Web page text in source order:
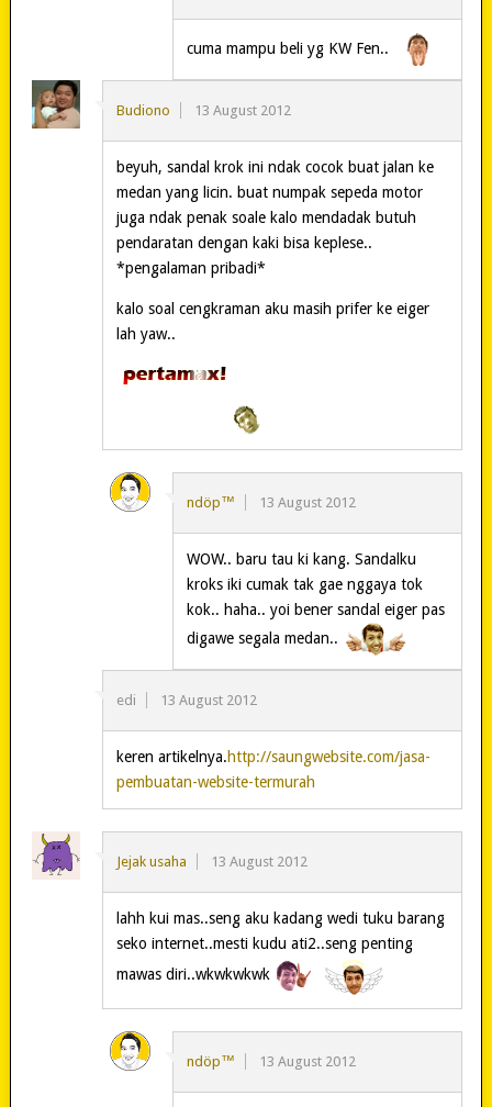
cuma mampu beli yg KW Fen..
Budiono 13 August 2012
beyuh, sandal krok ini ndak cocok buat jalan ke
medan yang licin. buat numpak sepeda motor
juga ndak penak soale kalo mendadak butuh
pendaratan dengan kaki bisa keplese..
*pengalaman pribadi*
kalo soal cengkraman aku masih prifer ke eiger
lah yaw..
ndöp™ 13 August 2012
WOW.. baru tau ki kang. Sandalku
kroks iki cumak tak gae nggaya tok
kok.. haha.. yoi bener sandal eiger pas
digawe segala medan..
edi 13 August 2012
keren artikelnya.http://saungwebsite.com/jasa-
pembuatan-website-termurah
Jejak usaha 13 August 2012
lahh kui mas..seng aku kadang wedi tuku barang
seko internet..mesti kudu ati2..seng penting
mawas diri..wkwkwkwk
ndöp™ 13 August 2012